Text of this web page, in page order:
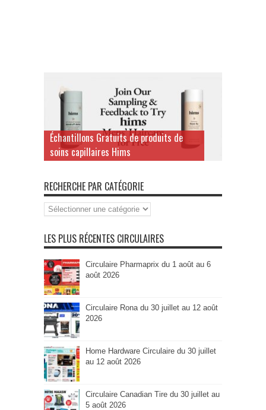
Échantillons Gratuits de produits de
soins capillaires Hims
RECHERCHE PAR CATÉGORIE
Recherche
par
LES PLUS RÉCENTES CIRCULAIRES
Circulaire Pharmaprix du 1 août au 6
août 2026
Circulaire Rona du 30 juillet au 12 août
2026
Home Hardware Circulaire du 30 juillet
au 12 août 2026
Circulaire Canadian Tire du 30 juillet au
5 août 2026